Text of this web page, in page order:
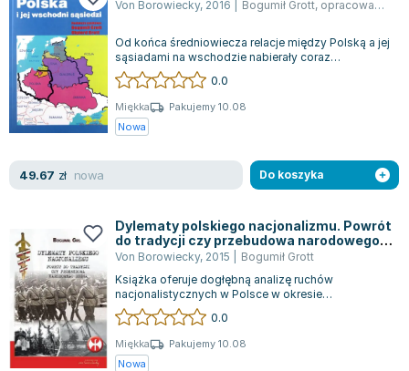
Książki o naukach politycznych dla studentów
Książki do nauk przyrodniczych dla studentów
Książki do nauk społecznych dla studentów
Książki do nauk ścisłych dla studentów
Prawo - książki dla studentów
Nauka języków obcych - książki
Repetytoria, testy i materiały pomocnicze
Bolesław Prus
Clive Cussler
Wanda Chotomska
Józef Ignacy Kraszewski
Clive Staples Lewis
Blanka Lipińska
Agatha Christie
Witold Gadowski
Jan Pietrzak
Marcin Kowalczyk
Piotr Zychowicz
Joanna Jabłczyńska
Von Borowiecky, 2016 Bogumił Grott, opracowanie zbiorowe
Od końca średniowiecza relacje między Polską a jej
sąsiadami na wschodzie nabierały coraz
większego znaczenia. Po zawarciu Unii Lu...
0.0
Miękka
Pakujemy 10.08
Nowa
49.67 zł nowa Do koszyka
Dylematy polskiego nacjonalizmu. Powrót
do tradycji czy przebudowa narodowego
ducha
Von Borowiecky, 2015
Bogumił Grott
Książka oferuje dogłębną analizę ruchów
nacjonalistycznych w Polsce w okresie
przedwojennym, podczas II wojny światowej oraz
w lat...
0.0
Miękka
Pakujemy 10.08
Nowa